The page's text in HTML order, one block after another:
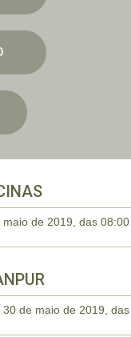
de 2019, das 08:00
de maio de 2019, das